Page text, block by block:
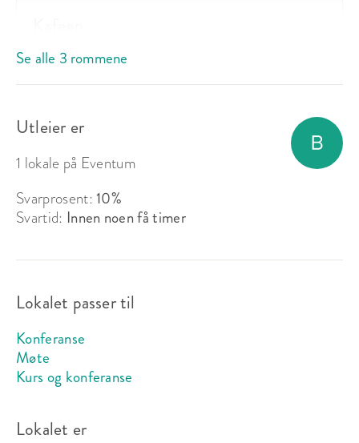
Sitteplasser:90
Ståplasser:-
Passer til:
Fra 20 125 krlokalleie og servering for 15 pers.
Villa Grande med Den Engelske Hagen
Sitteplasser:500
Se alle 3 rommene
Utleier er
1 lokale på Eventum
Svarprosent:10%
Svartid: Innen noen få timer
Lokalet passer til
Konferanse
Møte
Kurs og konferanse
Lokalet er